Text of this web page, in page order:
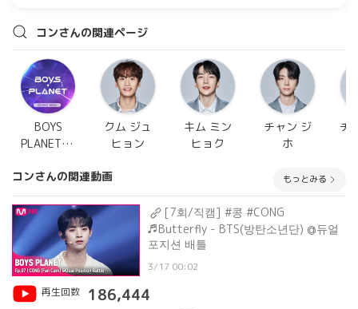
コンさんの関連ページ
BOYS
PLANET(ボ
クム ジュ
ヒョン
キム ミン
ヒョク
チャン ジ
ホ
チ
コンさんの関連動画 もっとみる
[7회/직캠] #콩 #CONG
♬Butterfly - BTS(방탄소년단) @듀얼
포지션 배틀
3/17 00:02
再生回数
186,444